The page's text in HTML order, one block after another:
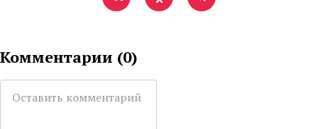
Комментарии (0)